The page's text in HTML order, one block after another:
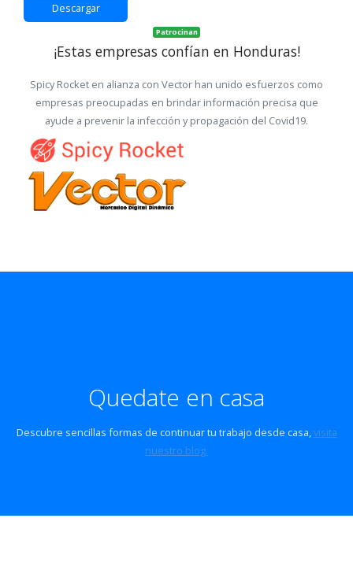
Descargar
Patrocinan
¡Estas empresas confían en Honduras!
Spicy Rocket en alianza con Vector han unido esfuerzos como
empresas preocupadas en brindar información precisa que
ayude a prevenir la infección y propagación del Covid19.
Quedate en casa
Descubre sencillas formas de continuar tu trabajo desde casa,visita
nuestro blog.